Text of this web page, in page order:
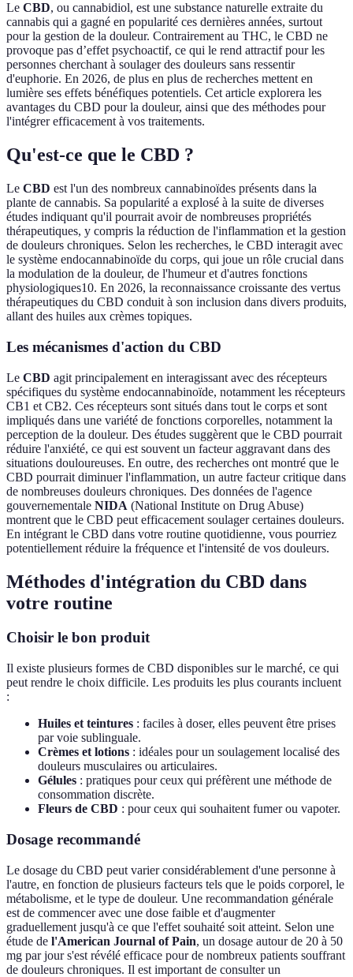
Le CBD, ou cannabidiol, est une substance naturelle extraite du
cannabis qui a gagné en popularité ces dernières années, surtout
pour la gestion de la douleur. Contrairement au THC, le CBD ne
provoque pas d’effet psychoactif, ce qui le rend attractif pour les
personnes cherchant à soulager des douleurs sans ressentir
d'euphorie. En 2026, de plus en plus de recherches mettent en
lumière ses effets bénéfiques potentiels. Cet article explorera les
avantages du CBD pour la douleur, ainsi que des méthodes pour
l'intégrer efficacement à vos traitements.
Qu'est-ce que le CBD ?
Le CBD est l'un des nombreux cannabinoïdes présents dans la
plante de cannabis. Sa popularité a explosé à la suite de diverses
études indiquant qu'il pourrait avoir de nombreuses propriétés
thérapeutiques, y compris la réduction de l'inflammation et la gestion
de douleurs chroniques. Selon les recherches, le CBD interagit avec
le système endocannabinoïde du corps, qui joue un rôle crucial dans
la modulation de la douleur, de l'humeur et d'autres fonctions
physiologiques10. En 2026, la reconnaissance croissante des vertus
thérapeutiques du CBD conduit à son inclusion dans divers produits,
allant des huiles aux crèmes topiques.
Les mécanismes d'action du CBD
Le CBD agit principalement en interagissant avec des récepteurs
spécifiques du système endocannabinoïde, notamment les récepteurs
CB1 et CB2. Ces récepteurs sont situés dans tout le corps et sont
impliqués dans une variété de fonctions corporelles, notamment la
perception de la douleur. Des études suggèrent que le CBD pourrait
réduire l'anxiété, ce qui est souvent un facteur aggravant dans des
situations douloureuses. En outre, des recherches ont montré que le
CBD pourrait diminuer l'inflammation, un autre facteur critique dans
de nombreuses douleurs chroniques. Des données de l'agence
gouvernementale NIDA (National Institute on Drug Abuse)
montrent que le CBD peut efficacement soulager certaines douleurs.
En intégrant le CBD dans votre routine quotidienne, vous pourriez
potentiellement réduire la fréquence et l'intensité de vos douleurs.
Méthodes d'intégration du CBD dans
votre routine
Choisir le bon produit
Il existe plusieurs formes de CBD disponibles sur le marché, ce qui
peut rendre le choix difficile. Les produits les plus courants incluent
:
Huiles et teintures : faciles à doser, elles peuvent être prises
par voie sublinguale.
Crèmes et lotions : idéales pour un soulagement localisé des
douleurs musculaires ou articulaires.
Gélules : pratiques pour ceux qui préfèrent une méthode de
consommation discrète.
Fleurs de CBD : pour ceux qui souhaitent fumer ou vapoter.
Dosage recommandé
Le dosage du CBD peut varier considérablement d'une personne à
l'autre, en fonction de plusieurs facteurs tels que le poids corporel, le
métabolisme, et le type de douleur. Une recommandation générale
est de commencer avec une dose faible et d'augmenter
graduellement jusqu'à ce que l'effet souhaité soit atteint. Selon une
étude de l'American Journal of Pain, un dosage autour de 20 à 50
mg par jour s'est révélé efficace pour de nombreux patients souffrant
de douleurs chroniques. Il est important de consulter un